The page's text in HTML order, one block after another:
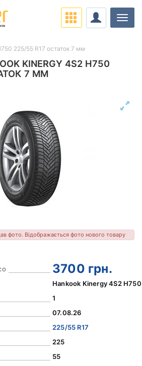
KINERGY 4S2 H750
7 ММ
фото. Відображається фото нового товару
3700 грн.
Hankook Kinergy 4S2 H750
1
07.08.26
225/55 R17
225
55
225/55 R17 остаток 7 мм